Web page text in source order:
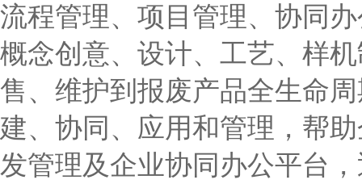
流程管理、项目管理、协同
概念创意、设计、工艺、样
售、维护到报废产品全生命
建、协同、应用和管理，帮
发管理及企业协同办公平台